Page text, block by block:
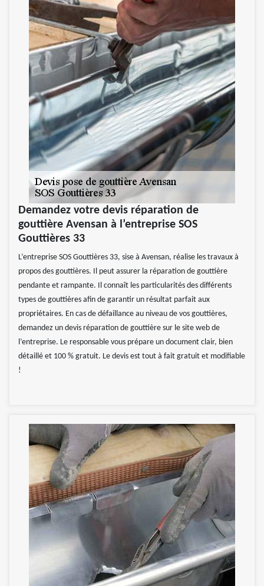
Demandez votre devis réparation de
gouttière Avensan à l’entreprise SOS
Gouttières 33
L’entreprise SOS Gouttières 33, sise à Avensan, réalise les travaux à
propos des gouttières. Il peut assurer la réparation de gouttière
pendante et rampante. Il connaît les particularités des différents
types de gouttières afin de garantir un résultat parfait aux
propriétaires. En cas de défaillance au niveau de vos gouttières,
demandez un devis réparation de gouttière sur le site web de
l’entreprise. Le responsable vous prépare un document clair, bien
détaillé et 100 % gratuit. Le devis est tout à fait gratuit et modifiable
!